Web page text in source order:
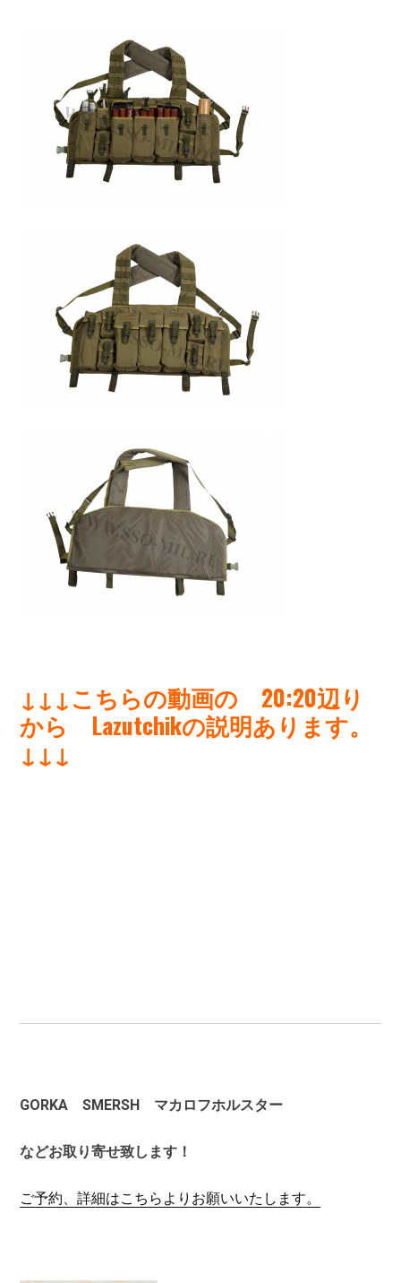
↓↓↓こちらの動画の 20:20辺り
から Lazutchikの説明あります。
↓↓↓
GORKA SMERSH マカロフホルスター
などお取り寄せ致します！
ご予約、詳細はこちらよりお願いいたします。